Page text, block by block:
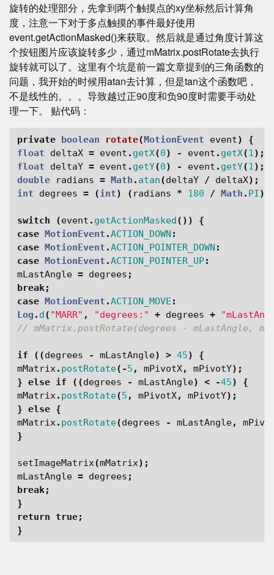
旋转的处理部分，先拿到两个触摸点的xy坐标然后计算角
度，注意一下对于多点触摸的事件最好使用
event.getActionMasked()来获取。然后就是通过角度计算这
个按钮图片应该旋转多少，通过mMatrix.postRotate去执行
旋转就可以了。这里有个坑是前一篇文章提到的三角函数的
问题，我开始的时候用atan去计算，但是tan这个函数吧，
不是线性的。。。导致越过正90度和负90度时需要手动处
理一下。 贴代码：
private boolean rotate(MotionEvent event)
{
float
deltaX = event . getX(0) - event . getX(1);
float
deltaY = event . getY(0) - event . getY(1);
double
radians = Math . atan(deltaY / deltaX);
int
degrees = (int) ( radians * 180 / Math . PI);
switch (event . getActionMasked())
{
case MotionEvent .ACTION_DOWN :
case MotionEvent .ACTION_POINTER_DOWN :
case MotionEvent .ACTION_POINTER_UP:
mLastAngle = degrees ;
break;
case MotionEvent .ACTION_MOVE :
Log . d( "MARR" , "degrees:" + degrees +
// mMatrix.postRotate(degrees - mLastAngle,
if ((degrees - mLastAngle) > 45)
{
mMatrix. postRotate(-5 , mPivotX, mPivotY);
} else if ((degrees - mLastAngle) < -45)
{
mMatrix. postRotate(5 , mPivotX, mPivotY);
} else {
mMatrix. postRotate(degrees - mLastAngle,
}
setImageMatrix(mMatrix);
mLastAngle = degrees ;
break;
}
return true;
}